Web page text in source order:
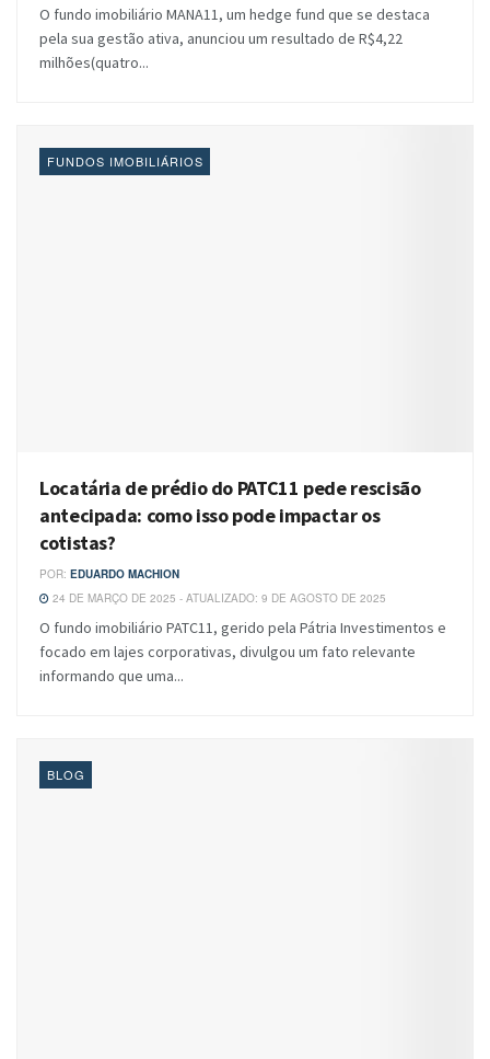
O fundo imobiliário MANA11, um hedge fund que se destaca
pela sua gestão ativa, anunciou um resultado de R$4,22
milhões(quatro...
FUNDOS IMOBILIÁRIOS
Locatária de prédio do PATC11 pede rescisão
antecipada: como isso pode impactar os
cotistas?
POR: EDUARDO MACHION
24 DE MARÇO DE 2025 - ATUALIZADO: 9 DE AGOSTO DE 2025
O fundo imobiliário PATC11, gerido pela Pátria Investimentos e
focado em lajes corporativas, divulgou um fato relevante
informando que uma...
BLOG